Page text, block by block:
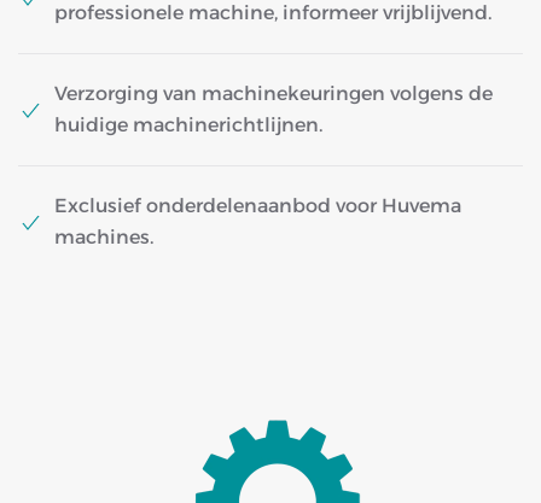
professionele machine, informeer vrijblijvend.
Verzorging van machinekeuringen volgens de
huidige machinerichtlijnen.
Exclusief onderdelenaanbod voor Huvema
machines.